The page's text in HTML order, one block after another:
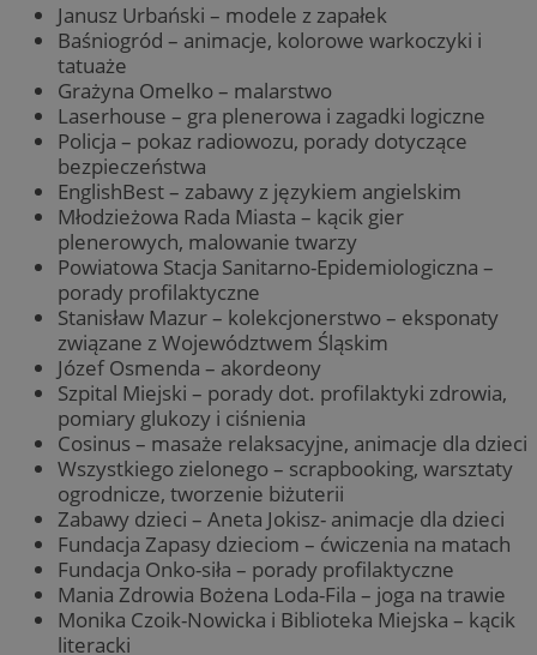
Janusz Urbański – modele z zapałek
Baśniogród – animacje, kolorowe warkoczyki i
tatuaże
Grażyna Omelko – malarstwo
Laserhouse – gra plenerowa i zagadki logiczne
Policja – pokaz radiowozu, porady dotyczące
bezpieczeństwa
EnglishBest – zabawy z językiem angielskim
Młodzieżowa Rada Miasta – kącik gier
plenerowych, malowanie twarzy
Powiatowa Stacja Sanitarno-Epidemiologiczna –
porady profilaktyczne
Stanisław Mazur – kolekcjonerstwo – eksponaty
związane z Województwem Śląskim
Józef Osmenda – akordeony
Szpital Miejski – porady dot. profilaktyki zdrowia,
pomiary glukozy i ciśnienia
Cosinus – masaże relaksacyjne, animacje dla dzieci
Wszystkiego zielonego – scrapbooking, warsztaty
ogrodnicze, tworzenie biżuterii
Zabawy dzieci – Aneta Jokisz- animacje dla dzieci
Fundacja Zapasy dzieciom – ćwiczenia na matach
Fundacja Onko-siła – porady profilaktyczne
Mania Zdrowia Bożena Loda-Fila – joga na trawie
Monika Czoik-Nowicka i Biblioteka Miejska – kącik
literacki